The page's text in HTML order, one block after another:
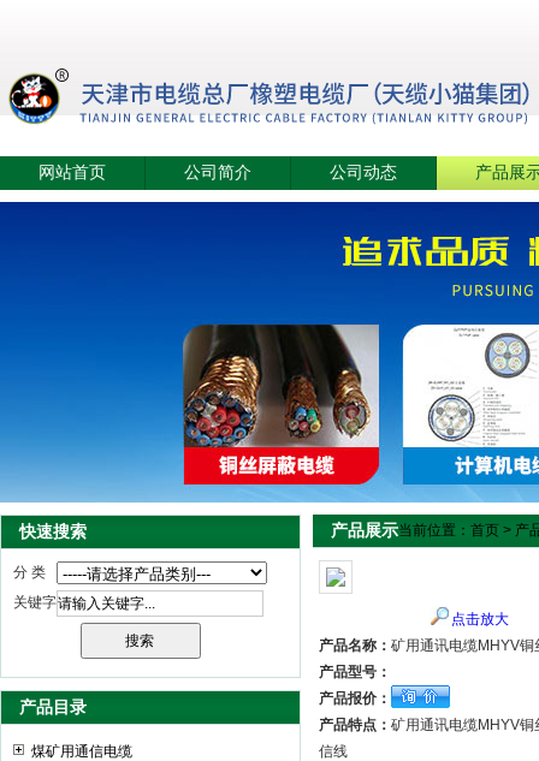
天津市电缆总厂橡塑电缆厂（天缆小猫集团）
网站首页 公司简介 公司动态 产品展
快速搜索
分 类
关键字
产品目录
煤矿用通信电缆
产品展示当前位置： 首页 > 产
点击放大
产品名称： 矿用通讯电缆MHYV铜
产品型号：
产品报价：
产品特点： 矿用通讯电缆MHYV
信线